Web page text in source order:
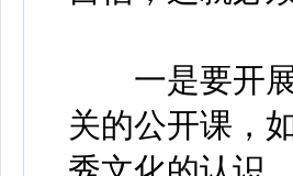
一是要开展
关的公开课，